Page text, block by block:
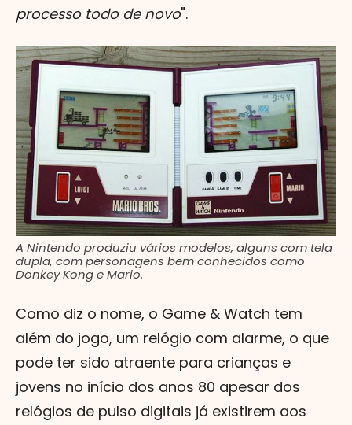
processo todo de novo".
A Nintendo produziu vários modelos, alguns com tela
dupla, com personagens bem conhecidos como
Donkey Kong e Mario.
Como diz o nome, o Game & Watch tem
além do jogo, um relógio com alarme, o que
pode ter sido atraente para crianças e
jovens no início dos anos 80 apesar dos
relógios de pulso digitais já existirem aos